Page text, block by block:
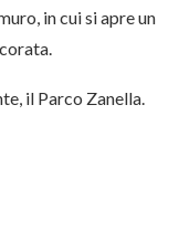
in cui si apre un
il Parco Zanella.